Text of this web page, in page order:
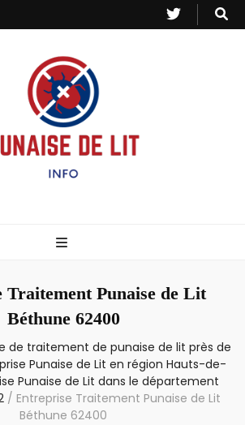
– Info
Traitement Punaise de Lit
Béthune 62400
de traitement de punaise de lit près de
Punaise de Lit en région Hauts-de-
Punaise de Lit dans le département
/ Entreprise Traitement Punaise de Lit
Béthune 62400